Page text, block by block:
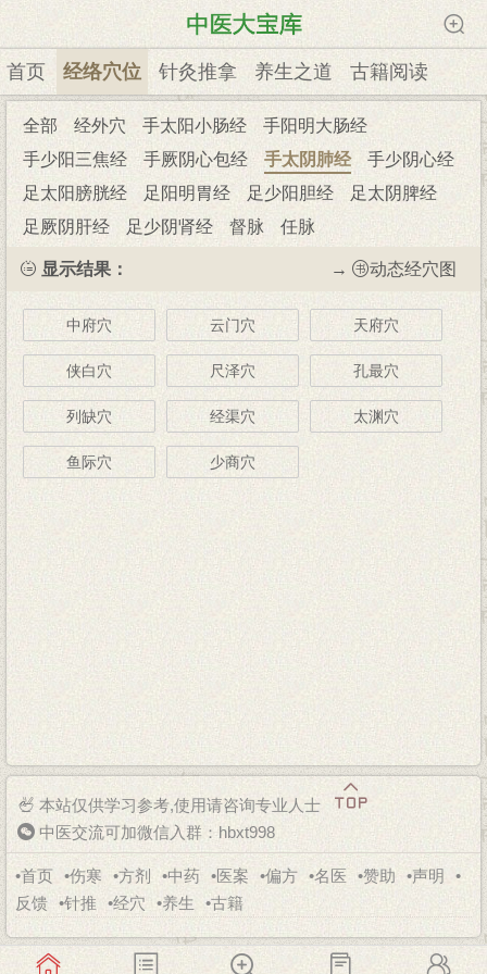
首页 经络穴位 针灸推拿 养生之道 古籍阅读
全部 经外穴 手太阳小肠经
手阳明大肠经
手少阳三焦经
手厥阴心包经 手太阴肺经
手少阴心经
足太阳膀胱经
足阳明胃经 足少阳胆经
足太阴脾经
足厥阴肝经
足少阴肾经 督脉 任脉
显示结果： → 动态经穴图
中府穴 云门穴 天府穴
侠白穴 尺泽穴 孔最穴
列缺穴 经渠穴 太渊穴
鱼际穴 少商穴
本站仅供学习参考,使用请咨询专业人士
中医交流可加微信入群：hbxt998
•首页 •伤寒 •方剂 •中药 •医案 •偏方 •名医 •赞助 •声明
•
反馈 •针推 •经穴 •养生 •古籍